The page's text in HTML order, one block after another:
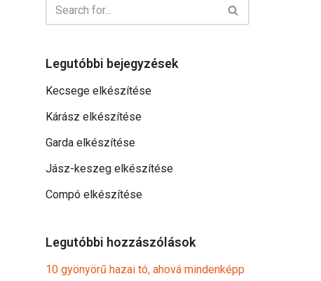
Legutóbbi bejegyzések
Kecsege elkészítése
Kárász elkészítése
Garda elkészítése
Jász-keszeg elkészítése
Compó elkészítése
Legutóbbi hozzászólások
10 gyönyörű hazai tó, ahová mindenképp